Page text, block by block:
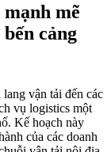
mẽ
cảng
vận tải đến các
vụ logistics một
Kế hoạch này
của các doanh